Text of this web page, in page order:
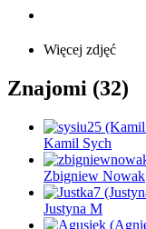
Więcej zdjęć
Znajomi (32)
Kamil Sych
Zbigniew Nowak
Justyna M